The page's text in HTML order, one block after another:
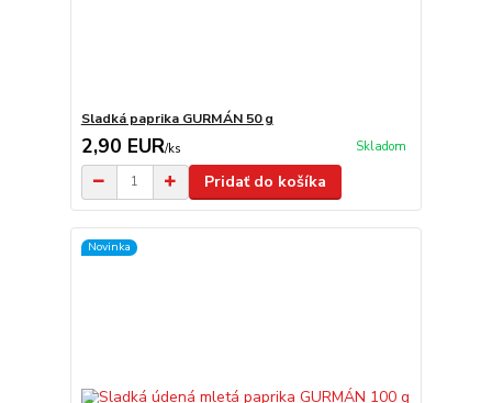
Sladká paprika GURMÁN 50 g
2,90 EUR/ks Skladom
Pridať do košíka
Novinka